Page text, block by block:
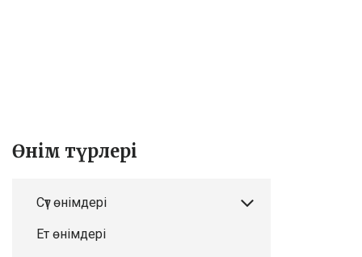
Өнім түрлері
Сүт өнімдері
Ет өнімдері